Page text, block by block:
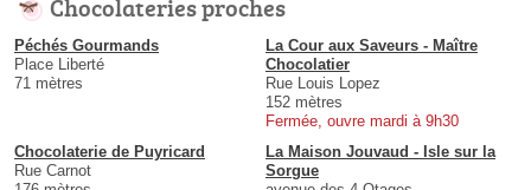
Chocolateries proches
Péchés Gourmands
Place Liberté
71 mètres
La Cour aux Saveurs - Maître
Chocolatier
Rue Louis Lopez
152 mètres
Fermée, ouvre mardi à 9h30
Chocolaterie de Puyricard
Rue Carnot
La Maison Jouvaud - Isle sur la
Sorgue